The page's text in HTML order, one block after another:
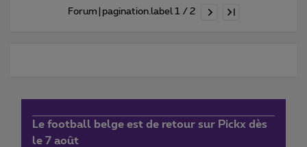
Forum|pagination.label 1 / 2
Le football belge est de retour sur Pickx dès
le 7 août